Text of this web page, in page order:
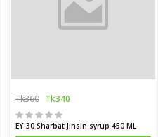
Tk360 Tk340
EY-30 Sharbat Jinsin syrup 450 ML